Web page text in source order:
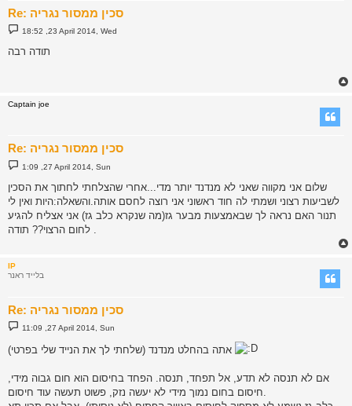
Re: סכין ממסור נגריה
P
t
18:52 ,23 April 2014, Wed
תודה רבה
Captain joe
Re: סכין ממסור נגריה
P
o
t
1:09 ,27 April 2014, Sun
שלום אני מקווה שאני לא מנדנד יותר מדי...אחרי שהצלחתי לחתוך את הסכין
לשביעות רצוני ושמתי לה חוד ראשוני אני רוצה לחסם אותה.והשאלה:היות ואין לי
תנור האם נראה לך שבאמצעות מבער גז(מה שנקרא כלב גז) אני אצליח להגיע
IP
בלייד ראנר
Re: סכין ממסור נגריה
P
t
11:09 ,27 April 2014, Sun
אם לא תנסה לא תדע, אל תפחד, תנסה. הפחד בחיסום הוא חום גבוה מידי,
חיסום בחום נמוך מידי לא יעשה נזק, פשוט תעשה עוד חיסום.